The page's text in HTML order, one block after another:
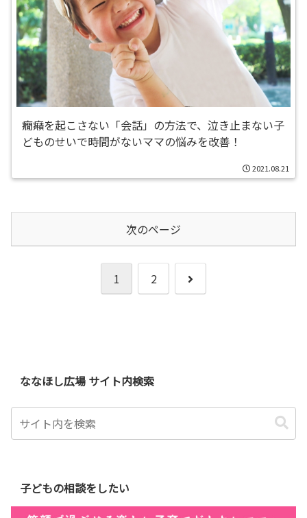
癇癪を起こさない「会話」の方法で、泣き止まない子
どものせいで時間がないママの悩みを改善！
2021.08.21
次のページ
1 2
次
ななほし広場 サイト内検索
子どもの相談をしたい